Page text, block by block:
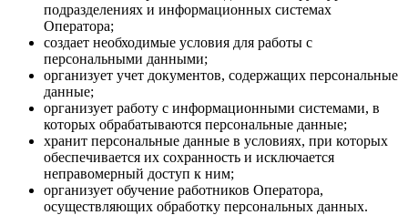
подразделениях и информационных системах
Оператора;
создает необходимые условия для работы с
персональными данными;
организует учет документов, содержащих персональные
данные;
организует работу с информационными системами, в
которых обрабатываются персональные данные;
хранит персональные данные в условиях, при которых
обеспечивается их сохранность и исключается
неправомерный доступ к ним;
организует обучение работников Оператора,
осуществляющих обработку персональных данных.